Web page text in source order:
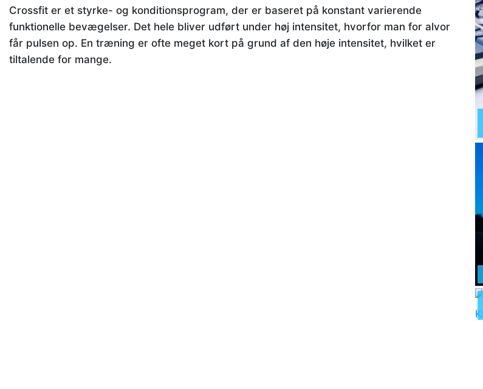
Crossfit er et styrke- og konditionsprogram, der er baseret på konstant varierende
funktionelle bevægelser. Det hele bliver udført under høj intensitet, hvorfor man for alvor
får pulsen op. En træning er ofte meget kort på grund af den høje intensitet, hvilket er
tiltalende for mange.